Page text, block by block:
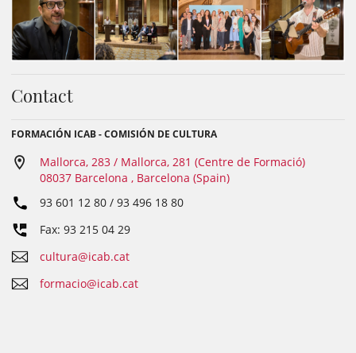
Contact
FORMACIÓN ICAB - COMISIÓN DE CULTURA
Mallorca, 283 / Mallorca, 281 (Centre de Formació)
08037 Barcelona , Barcelona (Spain)
93 601 12 80 / 93 496 18 80
Fax: 93 215 04 29
cultura@icab.cat
formacio@icab.cat